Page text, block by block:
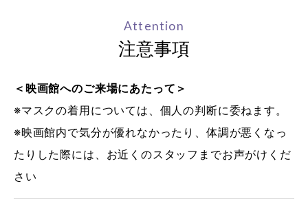
Attention
注意事項
＜映画館へのご来場にあたって＞
※マスクの着用については、個人の判断に委ねます。
※映画館内で気分が優れなかったり、体調が悪くなっ
たりした際には、お近くのスタッフまでお声がけくだ
さい